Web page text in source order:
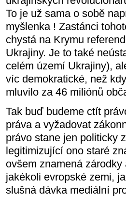
To je už sama o sobě
myšlenka ! Zastánci
chystá na Krymu
Ukrajiny. Je to také
celém území Ukrajiny),
víc demokratické, než
mluvilo za 46 miliónů
Tak buď budeme ctít
práva a vyžadovat
právo stane jen politicky
legitimizující ono staré
ovšem znamená
jakékoli evropské zemi,
slušná dávka mediální